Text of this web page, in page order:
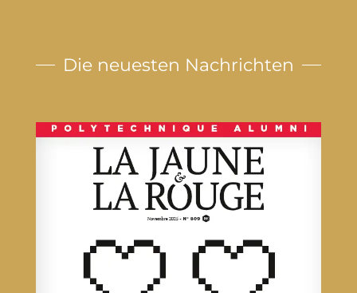
Die neuesten Nachrichten